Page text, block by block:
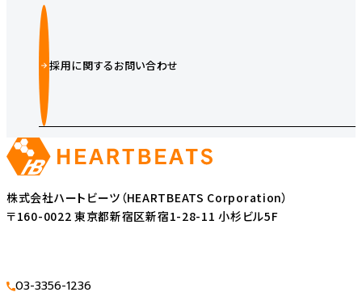
採用に関するお問い合わせ
株式会社ハートビーツ（HEARTBEATS Corporation）
〒160-0022 東京都新宿区新宿1-28-11 小杉ビル5F
03-3356-1236